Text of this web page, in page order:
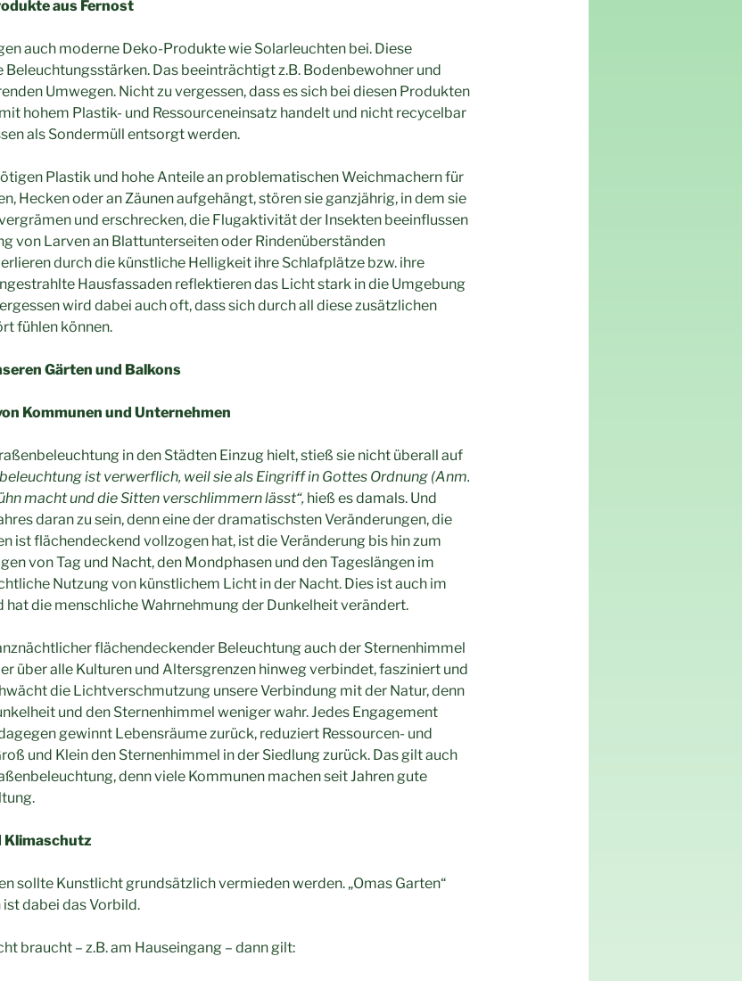
aus Fernost
auch moderne Deko-Produkte wie Solarleuchten bei. Diese
Beleuchtungsstärken. Das beeinträchtigt z.B. Bodenbewohner und
Umwegen. Nicht zu vergessen, dass es sich bei diesen Produkten
hohem Plastik- und Ressourceneinsatz handelt und nicht recycelbar
als Sondermüll entsorgt werden.
Plastik und hohe Anteile an problematischen Weichmachern für
Hecken oder an Zäunen aufgehängt, stören sie ganzjährig, in dem sie
und erschrecken, die Flugaktivität der Insekten beeinflussen
von Larven an Blattunterseiten oder Rindenüberständen
durch die künstliche Helligkeit ihre Schlafplätze bzw. ihre
Hausfassaden reflektieren das Licht stark in die Umgebung
wird dabei auch oft, dass sich durch all diese zusätzlichen
fühlen können.
Gärten und Balkons
Kommunen und Unternehmen
in den Städten Einzug hielt, stieß sie nicht überall auf
ist verwerflich, weil sie als Eingriff in Gottes Ordnung (Anm.
macht und die Sitten verschlimmern lässt“, hieß es damals. Und
daran zu sein, denn eine der dramatischsten Veränderungen, die
ist flächendeckend vollzogen hat, ist die Veränderung bis hin zum
von Tag und Nacht, den Mondphasen und den Tageslängen im
Nutzung von künstlichem Licht in der Nacht. Dies ist auch im
hat die menschliche Wahrnehmung der Dunkelheit verändert.
flächendeckender Beleuchtung auch der Sternenhimmel
über alle Kulturen und Altersgrenzen hinweg verbindet, fasziniert und
die Lichtverschmutzung unsere Verbindung mit der Natur, denn
und den Sternenhimmel weniger wahr. Jedes Engagement
gewinnt Lebensräume zurück, reduziert Ressourcen- und
und Klein den Sternenhimmel in der Siedlung zurück. Das gilt auch
denn viele Kommunen machen seit Jahren gute
Klimaschutz
sollte Kunstlicht grundsätzlich vermieden werden. „Omas Garten“
dabei das Vorbild.
braucht – z.B. am Hauseingang – dann gilt: